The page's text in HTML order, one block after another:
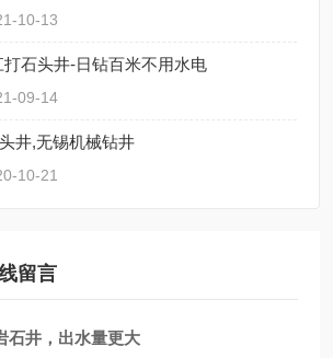
10-13
石头井-日钻百米不用水电
09-14
井,无锡机械钻井
10-21
留言
石井，出水量更大